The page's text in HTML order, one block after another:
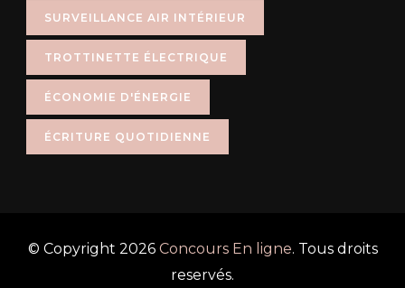
SURVEILLANCE AIR INTÉRIEUR
TROTTINETTE ÉLECTRIQUE
ÉCONOMIE D'ÉNERGIE
ÉCRITURE QUOTIDIENNE
© Copyright 2026 Concours En ligne. Tous droits
reservés.